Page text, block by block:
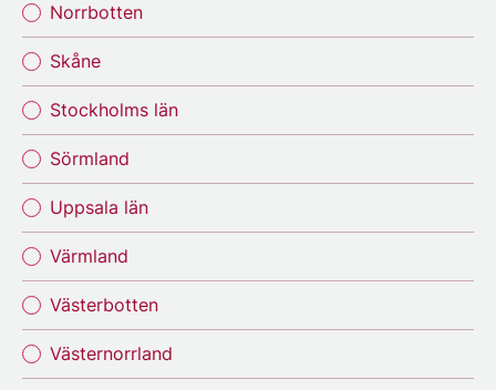
Norrbotten
Skåne
Stockholms län
Sörmland
Uppsala län
Värmland
Västerbotten
Västernorrland